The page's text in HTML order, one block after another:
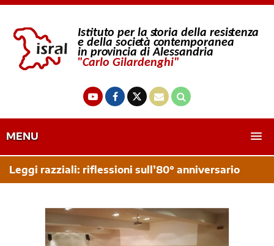
MENU
Leggi razziali: riflessioni sull’80° anniversario